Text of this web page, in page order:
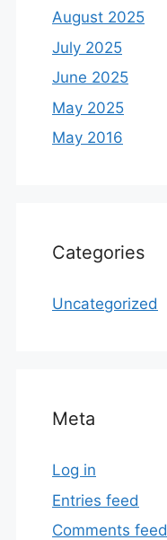
August 2025
July 2025
June 2025
May 2025
May 2016
Categories
Uncategorized
Meta
Log in
Entries feed
Comments feed